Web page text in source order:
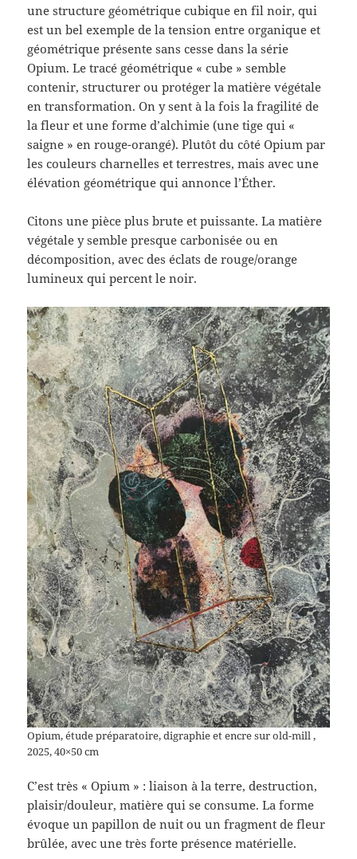
une structure géométrique cubique en fil noir, qui
est un bel exemple de la tension entre organique et
géométrique présente sans cesse dans la série
Opium. Le tracé géométrique « cube » semble
contenir, structurer ou protéger la matière végétale
en transformation. On y sent à la fois la fragilité de
la fleur et une forme d’alchimie (une tige qui «
saigne » en rouge-orangé). Plutôt du côté Opium par
les couleurs charnelles et terrestres, mais avec une
élévation géométrique qui annonce l’Éther.
Citons une pièce plus brute et puissante. La matière
végétale y semble presque carbonisée ou en
décomposition, avec des éclats de rouge/orange
lumineux qui percent le noir.
Opium, étude préparatoire, digraphie et encre sur old-mill ,
2025, 40×50 cm
C’est très « Opium » : liaison à la terre, destruction,
plaisir/douleur, matière qui se consume. La forme
évoque un papillon de nuit ou un fragment de fleur
brûlée, avec une très forte présence matérielle.